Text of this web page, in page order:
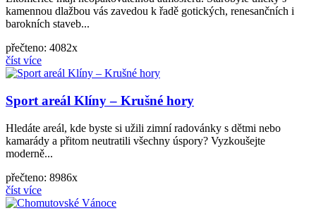
kamennou dlažbou vás zavedou k řadě gotických, renesančních i
barokních staveb...
přečteno: 4082x
číst více
Sport areál Klíny – Krušné hory
Hledáte areál, kde byste si užili zimní radovánky s dětmi nebo
kamarády a přitom neutratili všechny úspory? Vyzkoušejte
moderně...
přečteno: 8986x
číst více